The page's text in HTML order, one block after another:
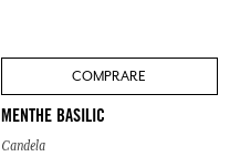
COMPRARE
MENTHE BASILIC
Candela